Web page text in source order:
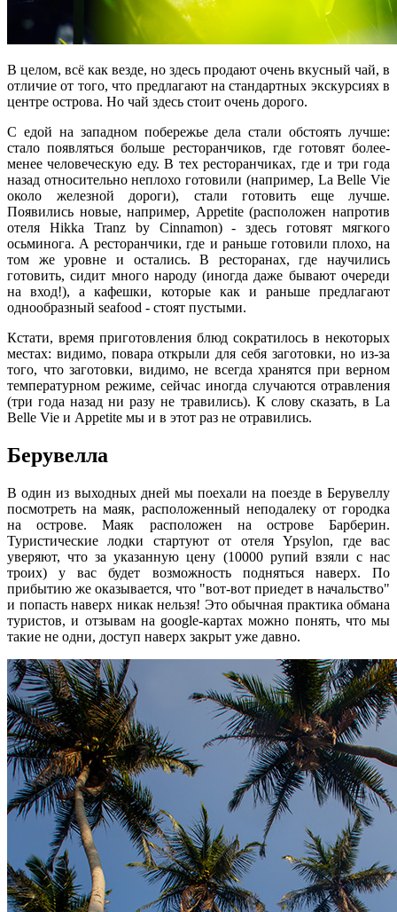
В целом, всё как везде, но здесь продают очень вкусный чай, в
отличие от того, что предлагают на стандартных экскурсиях в
центре острова. Но чай здесь стоит очень дорого.
С едой на западном побережье дела стали обстоять лучше:
стало появляться больше ресторанчиков, где готовят более-
менее человеческую еду. В тех ресторанчиках, где и три года
назад относительно неплохо готовили (например, La Belle Vie
около железной дороги), стали готовить еще лучше.
Появились новые, например, Appetite (расположен напротив
отеля Hikka Tranz by Cinnamon) - здесь готовят мягкого
осьминога. А ресторанчики, где и раньше готовили плохо, на
том же уровне и остались. В ресторанах, где научились
готовить, сидит много народу (иногда даже бывают очереди
на вход!), а кафешки, которые как и раньше предлагают
однообразный seafood - стоят пустыми.
Кстати, время приготовления блюд сократилось в некоторых
местах: видимо, повара открыли для себя заготовки, но из-за
того, что заготовки, видимо, не всегда хранятся при верном
температурном режиме, сейчас иногда случаются отравления
(три года назад ни разу не травились). К слову сказать, в La
Belle Vie и Appetite мы и в этот раз не отравились.
Берувелла
В один из выходных дней мы поехали на поезде в Берувеллу
посмотреть на маяк, расположенный неподалеку от городка
на острове. Маяк расположен на острове Барберин.
Туристические лодки стартуют от отеля Ypsylon, где вас
уверяют, что за указанную цену (10000 рупий взяли с нас
троих) у вас будет возможность подняться наверх. По
прибытию же оказывается, что "вот-вот приедет в начальство"
и попасть наверх никак нельзя! Это обычная практика обмана
туристов, и отзывам на google-картах можно понять, что мы
такие не одни, доступ наверх закрыт уже давно.